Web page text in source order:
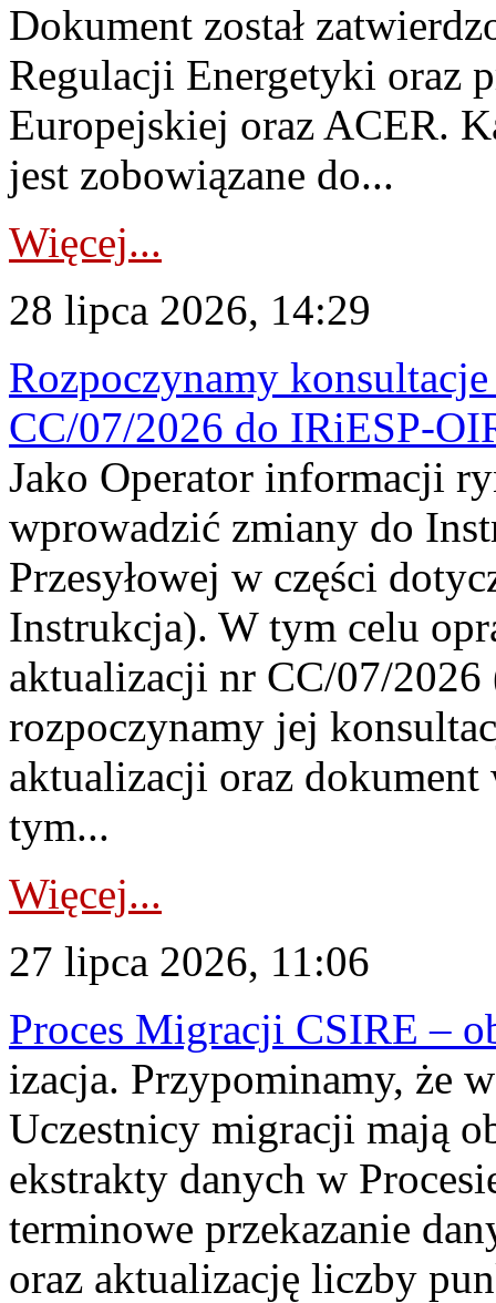
Dokument został
Regulacji Energetyki oraz
Europejskiej oraz ACER.
jest zobowiązane do...
Więcej...
28 lipca 2026, 14:29
Rozpoczynamy
CC/07/2026 do IRiESP-
Jako Operator informacji
wprowadzić zmiany do
Przesyłowej w części
Instrukcja). W tym celu
aktualizacji nr CC/07/
rozpoczynamy jej
aktualizacji oraz
tym...
Więcej...
27 lipca 2026, 11:06
Proces Migracji CSIRE –
izacja. Przypominamy, że
Uczestnicy migracji mają
ekstrakty danych w
terminowe przekazanie
oraz aktualizację liczby